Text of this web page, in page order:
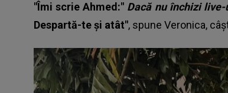
"Îmi scrie Ahmed:" Dacă nu închizi
Despartă-te și atât", spune Veronica,